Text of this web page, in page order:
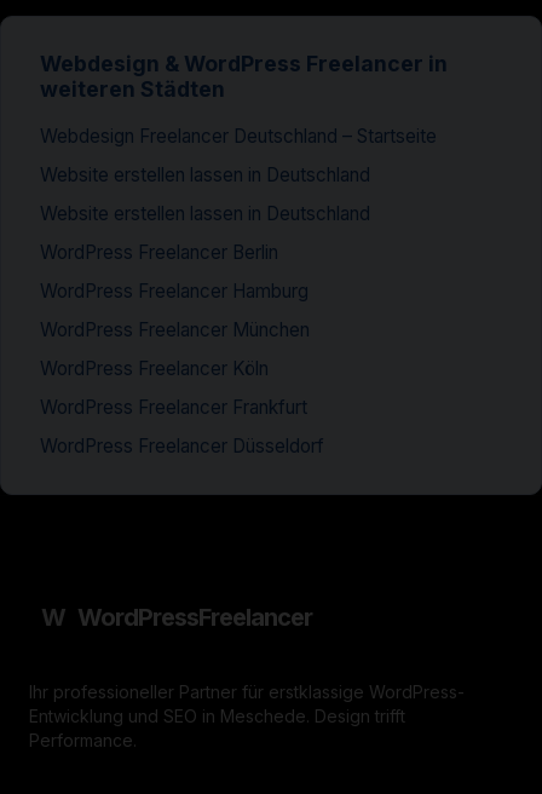
Webdesign & WordPress Freelancer in
weiteren Städten
Webdesign Freelancer Deutschland – Startseite
Website erstellen lassen in Deutschland
Website erstellen lassen in Deutschland
WordPress Freelancer Berlin
WordPress Freelancer Hamburg
WordPress Freelancer München
WordPress Freelancer Köln
WordPress Freelancer Frankfurt
WordPress Freelancer Düsseldorf
W WordPressFreelancer
Ihr professioneller Partner für erstklassige WordPress-
Entwicklung und SEO in Meschede. Design trifft
Performance.